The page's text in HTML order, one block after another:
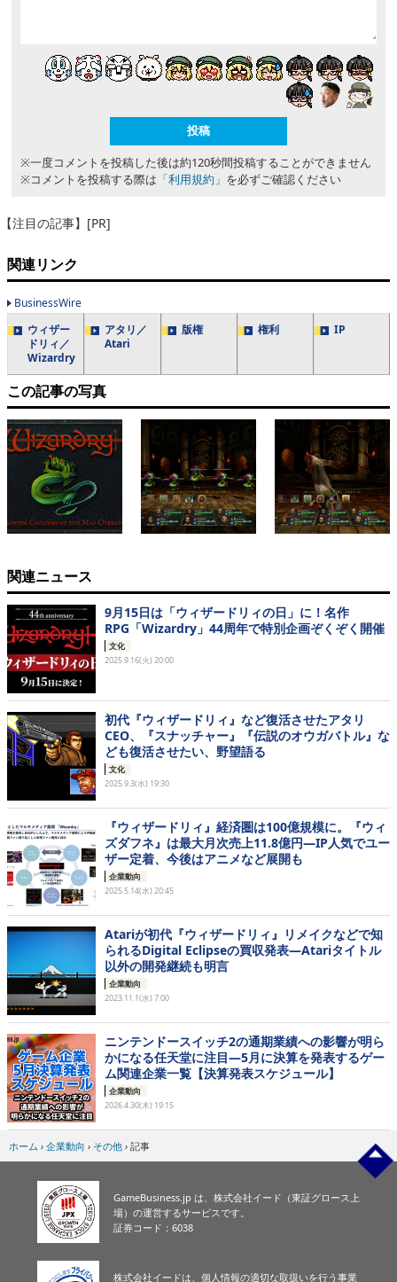
※一度コメントを投稿した後は約120秒間投稿することができません
※コメントを投稿する際は 「利用規約」 を必ずご確認ください
【注目の記事】[PR]
関連リンク
BusinessWire
ウィザー
ドリィ／
Wizardry
アタリ／
Atari
版権 権利 IP
この記事の写真
関連ニュース
9月15日は「ウィザードリィの日」に！名作
RPG「Wizardry」44周年で特別企画ぞくぞく開催
文化
2025.9.16(火) 20:00
初代『ウィザードリィ』など復活させたアタリ
CEO、『スナッチャー』『伝説のオウガバトル』な
ども復活させたい、野望語る
文化
2025.9.3(水) 19:30
『ウィザードリィ』経済圏は100億規模に。『ウィ
ズダフネ』は最大月次売上11.8億円―IP人気でユー
ザー定着、今後はアニメなど展開も
企業動向
2025.5.14(水) 20:45
Atariが初代『ウィザードリィ』リメイクなどで知
られるDigital Eclipseの買収発表―Atariタイトル
以外の開発継続も明言
企業動向
2023.11.1(水) 7:00
ニンテンドースイッチ2の通期業績への影響が明ら
かになる任天堂に注目―5月に決算を発表するゲー
ム関連企業一覧【決算発表スケジュール】
企業動向
2026.4.30(木) 19:15
ホーム › 企業動向 › その他 › 記事
GameBusiness.jp は、株式会社イード（東証グロース上
場）の運営するサービスです。
証券コード：6038
株式会社イードは、個人情報の適切な取扱いを行う事業